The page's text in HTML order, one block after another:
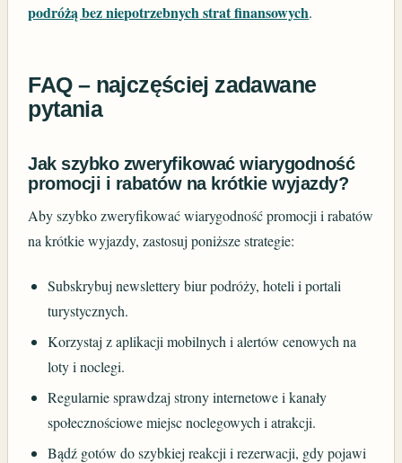
podróżą bez niepotrzebnych strat finansowych.
FAQ – najczęściej zadawane
pytania
Jak szybko zweryfikować wiarygodność
promocji i rabatów na krótkie wyjazdy?
Aby szybko zweryfikować wiarygodność promocji i rabatów
na krótkie wyjazdy, zastosuj poniższe strategie:
Subskrybuj newslettery biur podróży, hoteli i portali
turystycznych.
Korzystaj z aplikacji mobilnych i alertów cenowych na
loty i noclegi.
Regularnie sprawdzaj strony internetowe i kanały
społecznościowe miejsc noclegowych i atrakcji.
Bądź gotów do szybkiej reakcji i rezerwacji, gdy pojawi